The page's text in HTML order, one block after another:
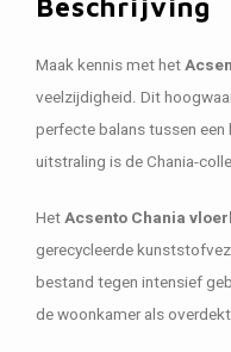
Beschrijving
Maak kennis met het
veelzijdigheid. Dit
perfecte balans tussen
uitstraling is de Chania-
HetAcsento Chania
gerecycleerde
bestand tegen intensief
de woonkamer als